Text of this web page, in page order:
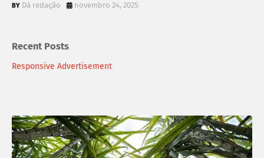
Dá redação novembro 24, 2025
Recent Posts
Responsive Advertisement